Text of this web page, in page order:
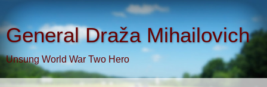
General Draža Mihailovich
Unsung World War Two Hero